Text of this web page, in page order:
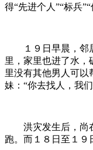
得“先进个人”“标兵
１９日早晨，邻居
里，家里也进了水，
里没有其他男人可以
妹：“你去找人，我
洪灾发生后，尚在
跑。而１８日至１９